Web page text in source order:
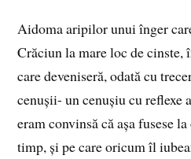
Aidoma aripilor unui înger
Crăciun la mare loc de cinste,
care deveniseră, odată cu
cenușii- un cenușiu cu reflexe
eram convinsă că așa fusese
timp, și pe care oricum îl